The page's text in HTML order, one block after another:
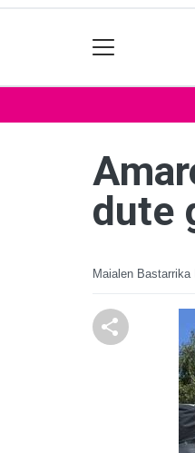
dute
Maialen Bastarrika